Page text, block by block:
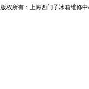
版权所有：上海西门子冰箱维修